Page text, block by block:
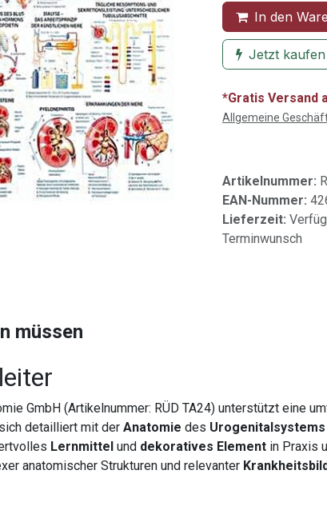
In den
Jetzt kaufen
*Gratis Versand
Allgemeine
Artikelnummer:
EAN-Nummer:
Lieferzeit:
Terminwunsch
müssen
GmbH (Artikelnummer: RÜD TA24) unterstützt eine
detailliert mit derAnatomie des Urogenitalsystems
Lernmittel und dekoratives Element in Praxis
anatomischer Strukturen und relevanter